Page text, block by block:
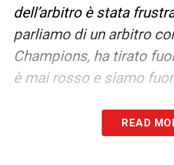
dell’arbitro è stata
parliamo di un arbitro
Champions, ha tirato
è mai rosso e siamo
SOSPENSIONE– «
sospendere anche
READ